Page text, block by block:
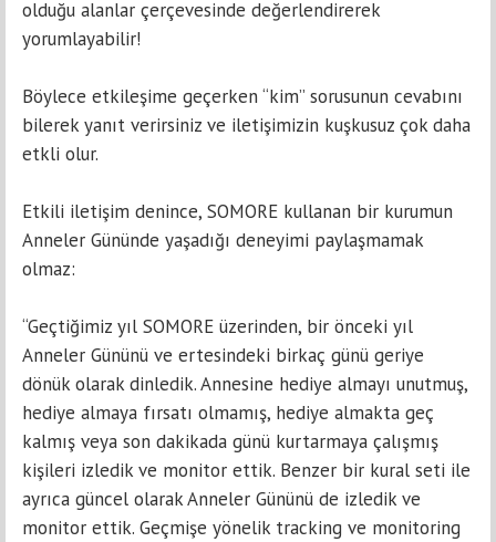
olduğu alanlar çerçevesinde değerlendirerek
yorumlayabilir!
Böylece etkileşime geçerken “kim” sorusunun cevabını
bilerek yanıt verirsiniz ve iletişimizin kuşkusuz çok daha
etkli olur.
Etkili iletişim denince, SOMORE kullanan bir kurumun
Anneler Gününde yaşadığı deneyimi paylaşmamak
olmaz:
“Geçtiğimiz yıl SOMORE üzerinden, bir önceki yıl
Anneler Gününü ve ertesindeki birkaç günü geriye
dönük olarak dinledik. Annesine hediye almayı unutmuş,
hediye almaya fırsatı olmamış, hediye almakta geç
kalmış veya son dakikada günü kurtarmaya çalışmış
kişileri izledik ve monitor ettik. Benzer bir kural seti ile
ayrıca güncel olarak Anneler Gününü de izledik ve
monitor ettik. Geçmişe yönelik tracking ve monitoring